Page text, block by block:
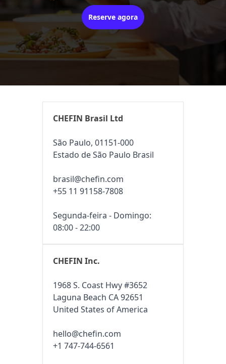
Reserve agora
CHEFIN Brasil Ltd
São Paulo, 01151-000
Estado de São Paulo Brasil
brasil@chefin.com
+55 11 91158-7808
Segunda-feira - Domingo:
08:00 - 22:00
CHEFIN Inc.
1968 S. Coast Hwy #3652
Laguna Beach CA 92651
United States of America
hello@chefin.com
+1 747-744-6561